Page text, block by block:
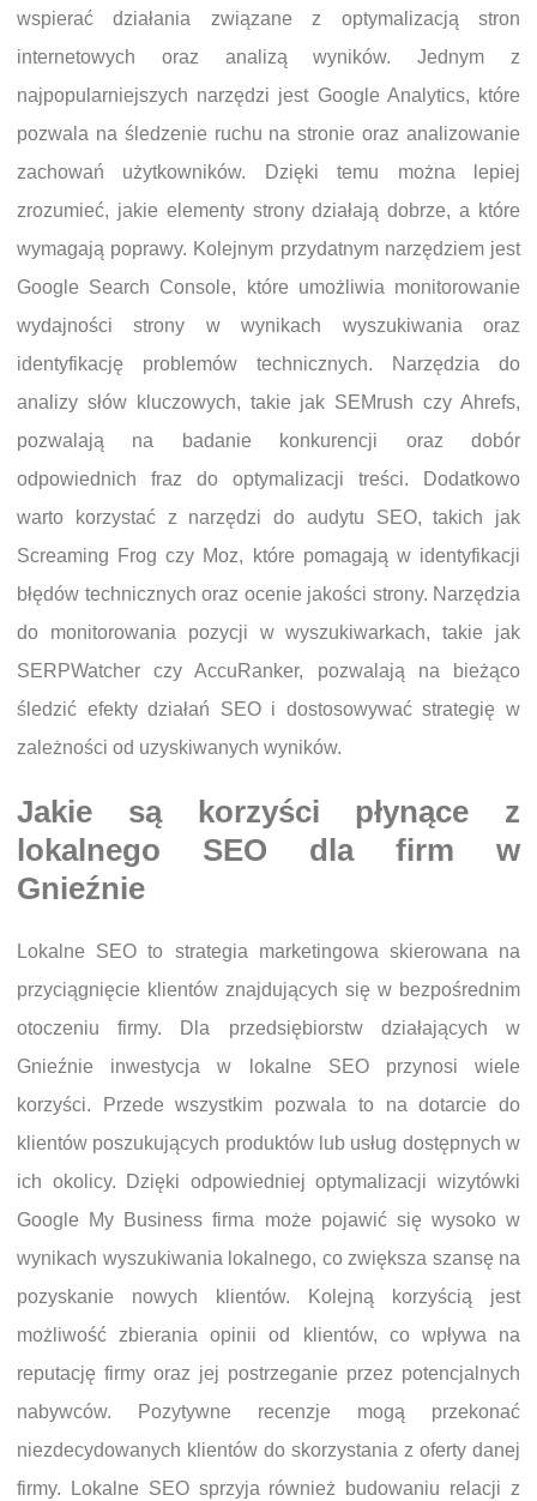
wspierać działania związane z optymalizacją stron
internetowych oraz analizą wyników. Jednym z
najpopularniejszych narzędzi jest Google Analytics, które
pozwala na śledzenie ruchu na stronie oraz analizowanie
zachowań użytkowników. Dzięki temu można lepiej
zrozumieć, jakie elementy strony działają dobrze, a które
wymagają poprawy. Kolejnym przydatnym narzędziem jest
Google Search Console, które umożliwia monitorowanie
wydajności strony w wynikach wyszukiwania oraz
identyfikację problemów technicznych. Narzędzia do
analizy słów kluczowych, takie jak SEMrush czy Ahrefs,
pozwalają na badanie konkurencji oraz dobór
odpowiednich fraz do optymalizacji treści. Dodatkowo
warto korzystać z narzędzi do audytu SEO, takich jak
Screaming Frog czy Moz, które pomagają w identyfikacji
błędów technicznych oraz ocenie jakości strony. Narzędzia
do monitorowania pozycji w wyszukiwarkach, takie jak
SERPWatcher czy AccuRanker, pozwalają na bieżąco
śledzić efekty działań SEO i dostosowywać strategię w
zależności od uzyskiwanych wyników.
Jakie są korzyści płynące z
lokalnego SEO dla firm w
Gnieźnie
Lokalne SEO to strategia marketingowa skierowana na
przyciągnięcie klientów znajdujących się w bezpośrednim
otoczeniu firmy. Dla przedsiębiorstw działających w
Gnieźnie inwestycja w lokalne SEO przynosi wiele
korzyści. Przede wszystkim pozwala to na dotarcie do
klientów poszukujących produktów lub usług dostępnych w
ich okolicy. Dzięki odpowiedniej optymalizacji wizytówki
Google My Business firma może pojawić się wysoko w
wynikach wyszukiwania lokalnego, co zwiększa szansę na
pozyskanie nowych klientów. Kolejną korzyścią jest
możliwość zbierania opinii od klientów, co wpływa na
reputację firmy oraz jej postrzeganie przez potencjalnych
nabywców. Pozytywne recenzje mogą przekonać
niezdecydowanych klientów do skorzystania z oferty danej
firmy. Lokalne SEO sprzyja również budowaniu relacji z